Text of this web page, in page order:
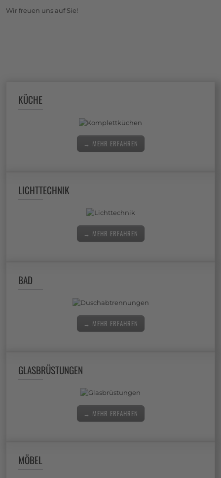
Wir freuen uns auf Sie!
KÜCHE
→ MEHR ERFAHREN
LICHTTECHNIK
→ MEHR ERFAHREN
BAD
→ MEHR ERFAHREN
GLASBRÜSTUNGEN
→ MEHR ERFAHREN
MÖBEL